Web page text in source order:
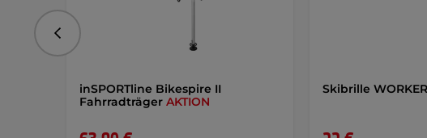
inSPORTline Bikespire II
Fahrradträger AKTION
Skibrille
vorhergehend